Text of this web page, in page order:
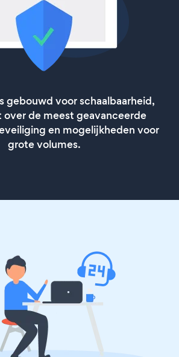
gebouwd voor schaalbaarheid,
over de meest geavanceerde
en mogelijkheden voor
grote volumes.